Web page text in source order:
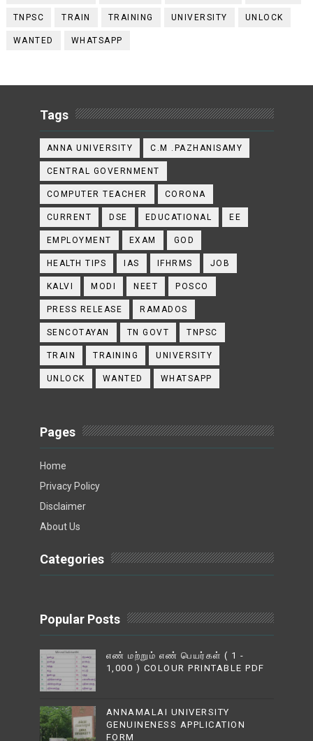
TNPSC TRAIN TRAINING UNIVERSITY UNLOCK
WANTED WHATSAPP
Tags
ANNA UNIVERSITY C.M .PAZHANISAMY
CENTRAL GOVERNMENT
COMPUTER TEACHER CORONA
CURRENT DSE EDUCATIONAL EE
EMPLOYMENT EXAM GOD
HEALTH TIPS IAS IFHRMS JOB
KALVI MODI NEET POSCO
PRESS RELEASE RAMADOS
SENCOTAYAN TN GOVT TNPSC
TRAIN TRAINING UNIVERSITY
UNLOCK WANTED WHATSAPP
Pages
Home
Privacy Policy
Disclaimer
About Us
Categories
Popular Posts
எண் மற்றும் எண் பெயர்கள் ( 1 -
1,000 ) COLOUR PRINTABLE PDF
ANNAMALAI UNIVERSITY
GENUINENESS APPLICATION
FORM